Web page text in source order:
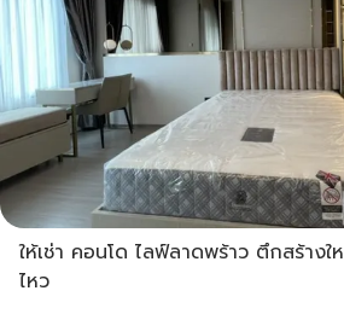
ให้เช่า คอนโด ไลฟ์ลาดพร้าว ตึกสร้างใ
ไหว